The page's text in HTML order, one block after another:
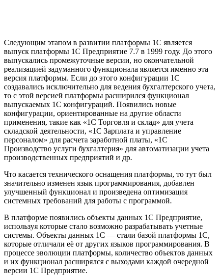
Следующим этапом в развитии платформы 1С является
выпуск платформы 1С Предприятие 7.7 в 1999 году. До этого
выпускались промежуточные версии, но окончательной
реализацией задуманного функционала является именно эта
версия платформы. Если до этого конфигурации 1С
создавались исключительно для ведения бухгалтерского учета,
то с этой версией платформы расширился функционал
выпускаемых 1С конфигураций. Появились новые
конфигурации, ориентированные на другие области
применения, такие как «1С Торговля и склад» для учета
складской деятельности, «1С Зарплата и управление
персоналом» для расчета заработной платы, «1С
Производство услуги бухгалтерия» для автоматизации учета
производственных предприятий и др.
Что касается технического оснащения платформы, то тут был
значительно изменен язык программирования, добавлен
улучшенный функционал и произведена оптимизация
системных требований для работы с программой.
В платформе появились объекты данных 1С Предприятие,
используя которые стало возможно разрабатывать учетные
системы. Объекты данных 1С — стали базой платформы 1С,
которые отличали её от других языков программирования. В
процессе эволюции платформы, количество объектов данных
и их функционал расширялся с выходами каждой очередной
версии 1С Предприятие.